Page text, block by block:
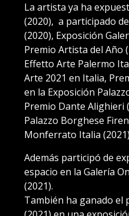
La artista ya ha
(2020), a participado
(2020), Exposición
Premio Artista del Año
Effetto Arte Palermo
Arte 2021 en Italia,
en la Exposición
Premio Dante Alighieri
Palazzo Borghese
Monferrato Italia
Además participó de
espacio en la Galería
(2021).
También ha ganado